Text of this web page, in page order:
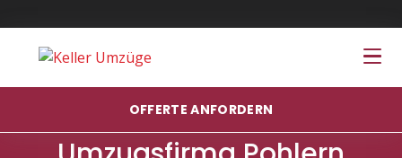
OFFERTE ANFORDERN